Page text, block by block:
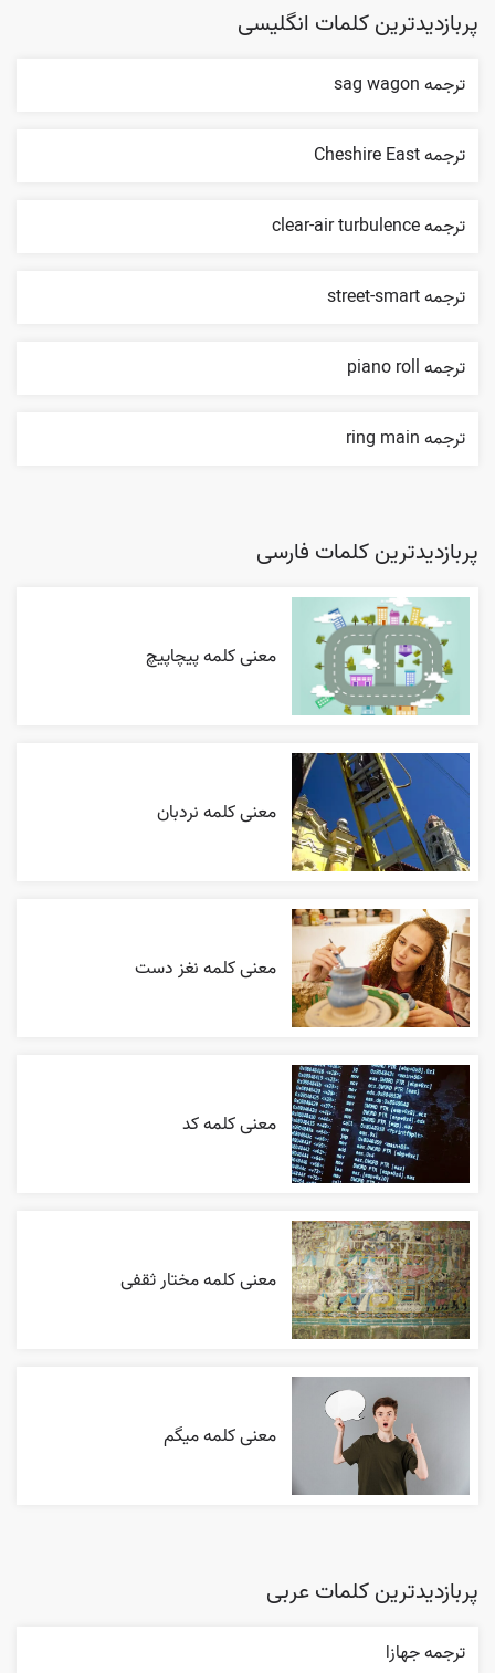
پربازدیدترین کلمات انگلیسی
ترجمه sag wagon
ترجمه Cheshire East
ترجمه clear-air turbulence
ترجمه street-smart
ترجمه piano roll
ترجمه ring main
پربازدیدترین کلمات فارسی
معنی کلمه پیچاپیچ
معنی کلمه نردبان
معنی کلمه نغز دست
معنی کلمه کد
معنی کلمه مختار ثقفی
معنی کلمه میگم
پربازدیدترین کلمات عربی
ترجمه جهازا